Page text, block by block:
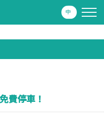
費停車！